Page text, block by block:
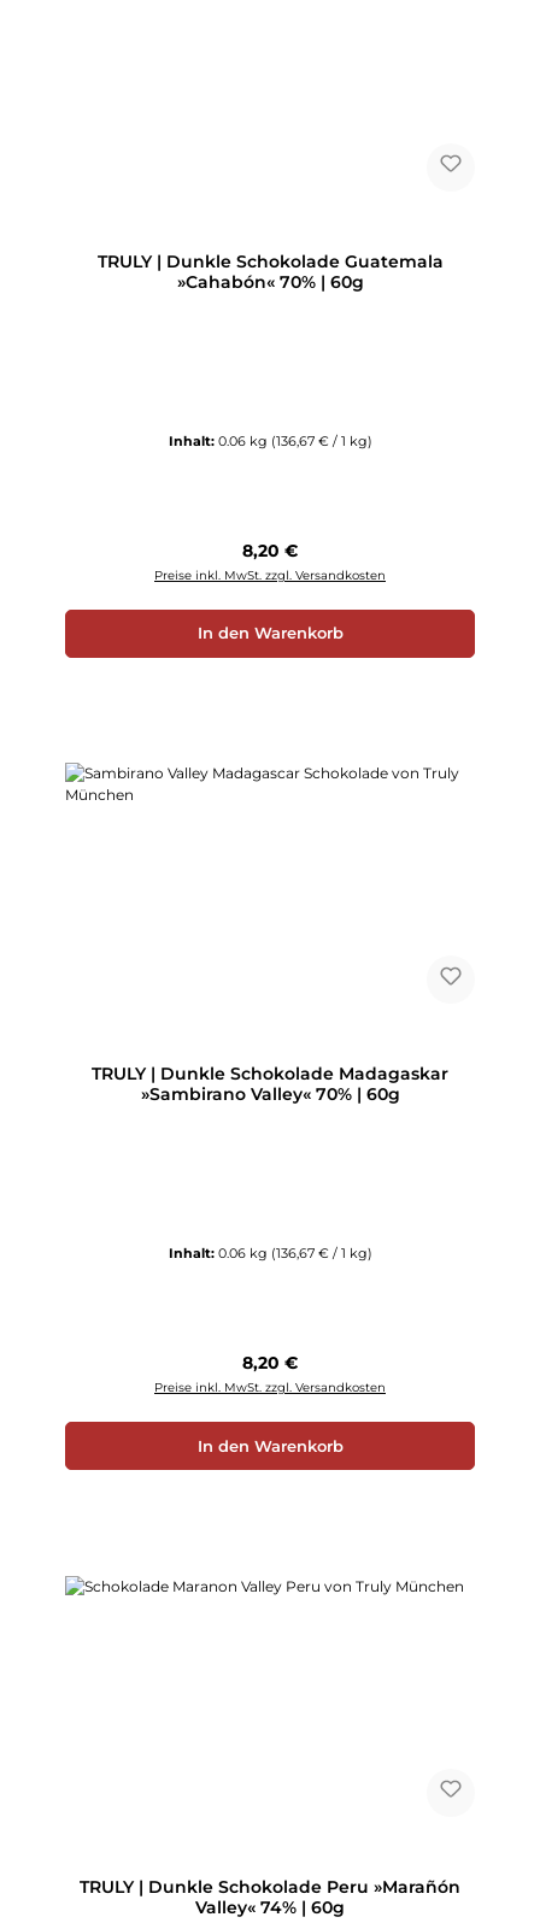
TRULY | Dunkle Schokolade Guatemala
»Cahabón« 70% | 60g
Inhalt: 0.06 kg (136,67 € / 1 kg)
Regulärer Preis:
8,20 €
Preise inkl. MwSt. zzgl. Versandkosten
In den Warenkorb
TRULY | Dunkle Schokolade Madagaskar
»Sambirano Valley« 70% | 60g
Inhalt: 0.06 kg (136,67 € / 1 kg)
Regulärer Preis:
8,20 €
Preise inkl. MwSt. zzgl. Versandkosten
In den Warenkorb
TRULY | Dunkle Schokolade Peru »Marañón
Valley« 74% | 60g